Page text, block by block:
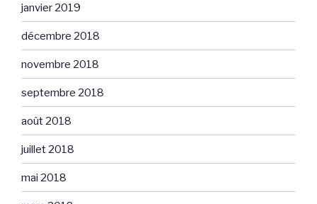
janvier 2019
décembre 2018
novembre 2018
septembre 2018
août 2018
juillet 2018
mai 2018